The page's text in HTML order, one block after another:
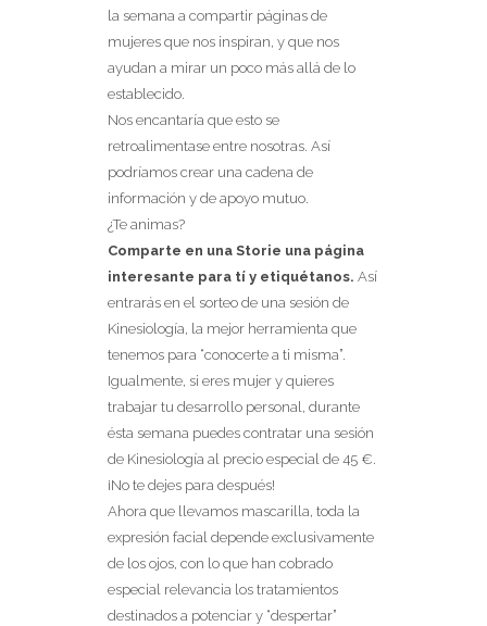
la semana a compartir páginas de
mujeres que nos inspiran, y que nos
ayudan a mirar un poco más allá de lo
establecido.
Nos encantaría que esto se
retroalimentase entre nosotras. Así
podríamos crear una cadena de
información y de apoyo mutuo.
¿Te animas?
Comparte en una Storie una página
interesante para tí y etiquétanos. Así
entrarás en el sorteo de una sesión de
Kinesiología, la mejor herramienta que
tenemos para “conocerte a ti misma”.
Igualmente, si eres mujer y quieres
trabajar tu desarrollo personal, durante
ésta semana puedes contratar una sesión
de Kinesiología al precio especial de 45 €.
¡No te dejes para después!
Ahora que llevamos mascarilla, toda la
expresión facial depende exclusivamente
de los ojos, con lo que han cobrado
especial relevancia los tratamientos
destinados a potenciar y “despertar”